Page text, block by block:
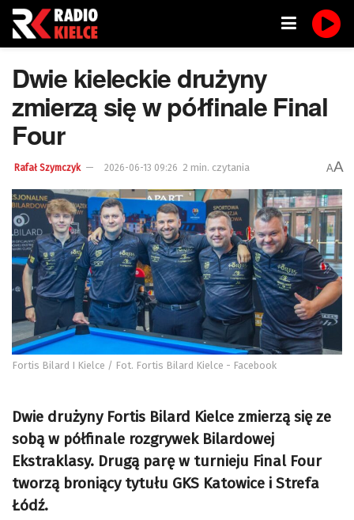
Dwie kieleckie drużyny
zmierzą się w półfinale Final
Four
Rafał Szymczyk 2026-06-13 09:26 2 min. czytania AA
Fortis Bilard I Kielce / Fot. Fortis Bilard Kielce - Facebook
Dwie drużyny Fortis Bilard Kielce zmierzą się ze
sobą w półfinale rozgrywek Bilardowej
Ekstraklasy. Drugą parę w turnieju Final Four
tworzą broniący tytułu GKS Katowice i Strefa
Łódź.